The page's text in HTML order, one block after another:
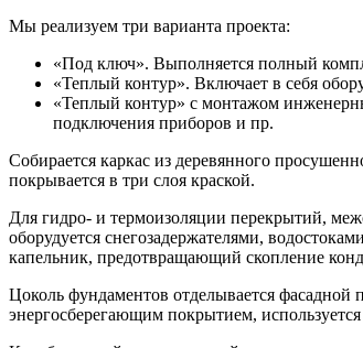
Мы реализуем три варианта проекта:
«Под ключ». Выполняется полный
«Теплый контур». Включает в себя
«Теплый контур» с монтажом
подключения приборов и пр.
Собирается каркас из деревянного
покрывается в три слоя краской.
Для гидро- и термоизоляции перекрытий,
оборудуется снегозадержателями,
капельник, предотвращающий скопление
Цоколь фундаментов отделывается
энергосберегающим покрытием,